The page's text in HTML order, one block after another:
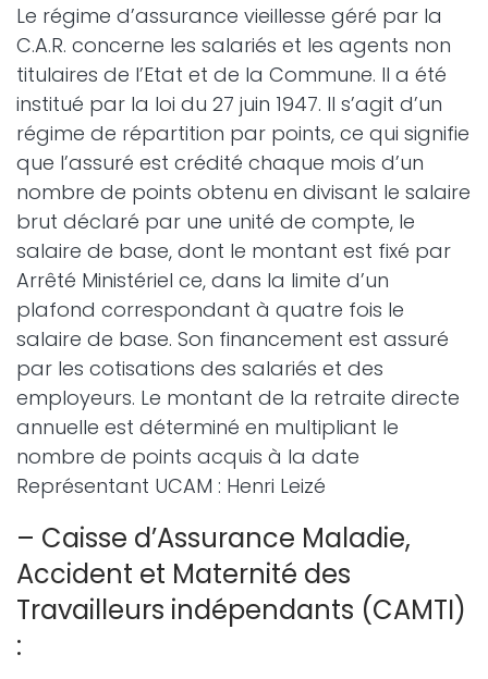
Le régime d’assurance vieillesse géré par la
C.A.R. concerne les salariés et les agents non
titulaires de l’Etat et de la Commune. Il a été
institué par la loi du 27 juin 1947. Il s’agit d’un
régime de répartition par points, ce qui signifie
que l’assuré est crédité chaque mois d’un
nombre de points obtenu en divisant le salaire
brut déclaré par une unité de compte, le
salaire de base, dont le montant est fixé par
Arrêté Ministériel ce, dans la limite d’un
plafond correspondant à quatre fois le
salaire de base. Son financement est assuré
par les cotisations des salariés et des
employeurs. Le montant de la retraite directe
annuelle est déterminé en multipliant le
nombre de points acquis à la date
Représentant UCAM : Henri Leizé
– Caisse d’Assurance Maladie,
Accident et Maternité des
Travailleurs indépendants (CAMTI)
: